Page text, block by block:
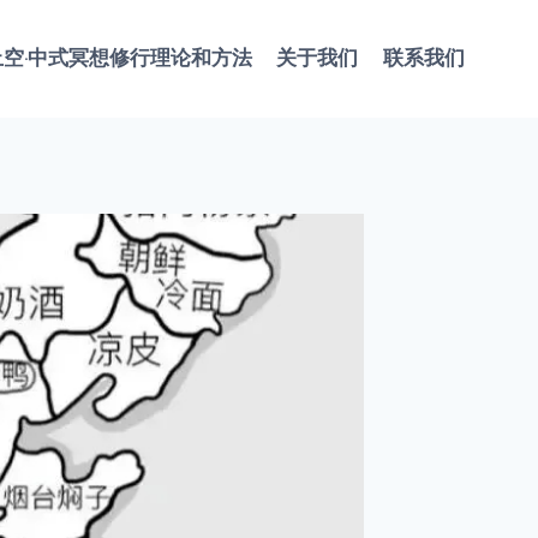
·中式冥想修行理论和方法 关于我们 联系我们